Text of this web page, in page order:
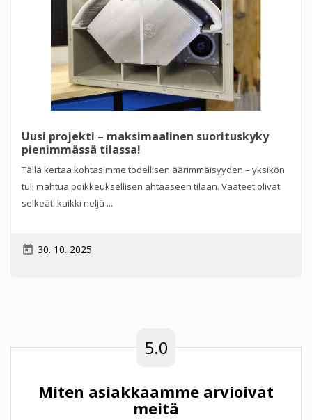
Uusi projekti – maksimaalinen suorituskyky
pienimmässä tilassa!
Tällä kertaa kohtasimme todellisen äärimmäisyyden – yksikön
tuli mahtua poikkeuksellisen ahtaaseen tilaan. Vaateet olivat
selkeät: kaikki neljä ...
today 30. 10. 2025
5.0
Miten asiakkaamme arvioivat
meitä